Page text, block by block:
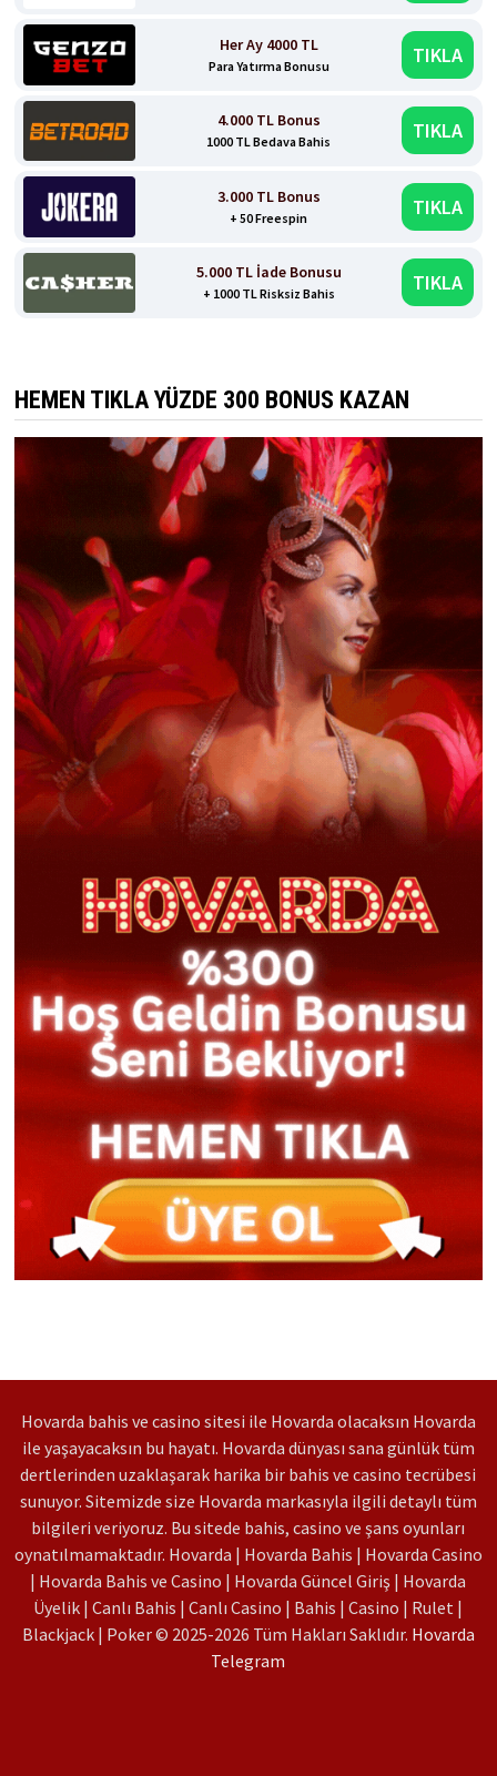
Her Ay 4000 TL
Para Yatırma Bonusu TIKLA
4.000 TL Bonus
1000 TL Bedava Bahis TIKLA
3.000 TL Bonus
+ 50 Freespin TIKLA
5.000 TL İade Bonusu
+ 1000 TL Risksiz Bahis TIKLA
HEMEN TIKLA YÜZDE 300 BONUS KAZAN
Hovarda bahis ve casino sitesi ile Hovarda olacaksın Hovarda
ile yaşayacaksın bu hayatı. Hovarda dünyası sana günlük tüm
dertlerinden uzaklaşarak harika bir bahis ve casino tecrübesi
sunuyor. Sitemizde size Hovarda markasıyla ilgili detaylı tüm
bilgileri veriyoruz. Bu sitede bahis, casino ve şans oyunları
oynatılmamaktadır. Hovarda | Hovarda Bahis | Hovarda Casino
| Hovarda Bahis ve Casino | Hovarda Güncel Giriş | Hovarda
Üyelik | Canlı Bahis | Canlı Casino | Bahis | Casino | Rulet |
Blackjack | Poker © 2025-2026 Tüm Hakları Saklıdır. Hovarda
Telegram